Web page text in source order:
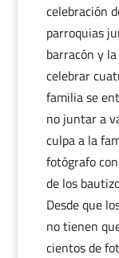
celebración
parroquias
barracón y
celebrar
familia se
no juntar a
culpa a la
fotógrafo
de los
Desde que
no tienen
cientos de